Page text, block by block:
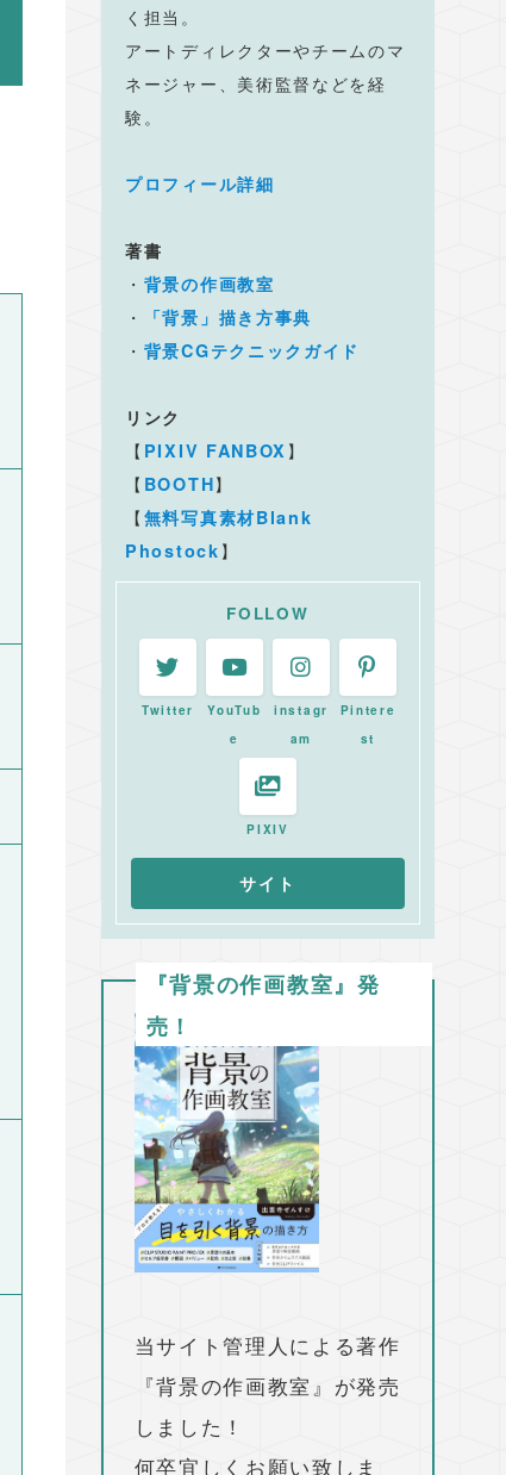
く担当。
アートディレクターやチームのマ
ネージャー、美術監督などを経
験。
プロフィール詳細
著書
・ 背景の作画教室
・ 「背景」描き方事典
・ 背景CGテクニックガイド
リンク
【 PIXIV FANBOX 】
【 BOOTH】
【 無料写真素材Blank
Phostock 】
FOLLOW
Twitter
YouTub
e
instagr
am
Pintere
st
PIXIV
『背景の作画教室』発
売！
当サイト管理人による著作
『背景の作画教室』が発売
しました！
何卒宜しくお願い致しま